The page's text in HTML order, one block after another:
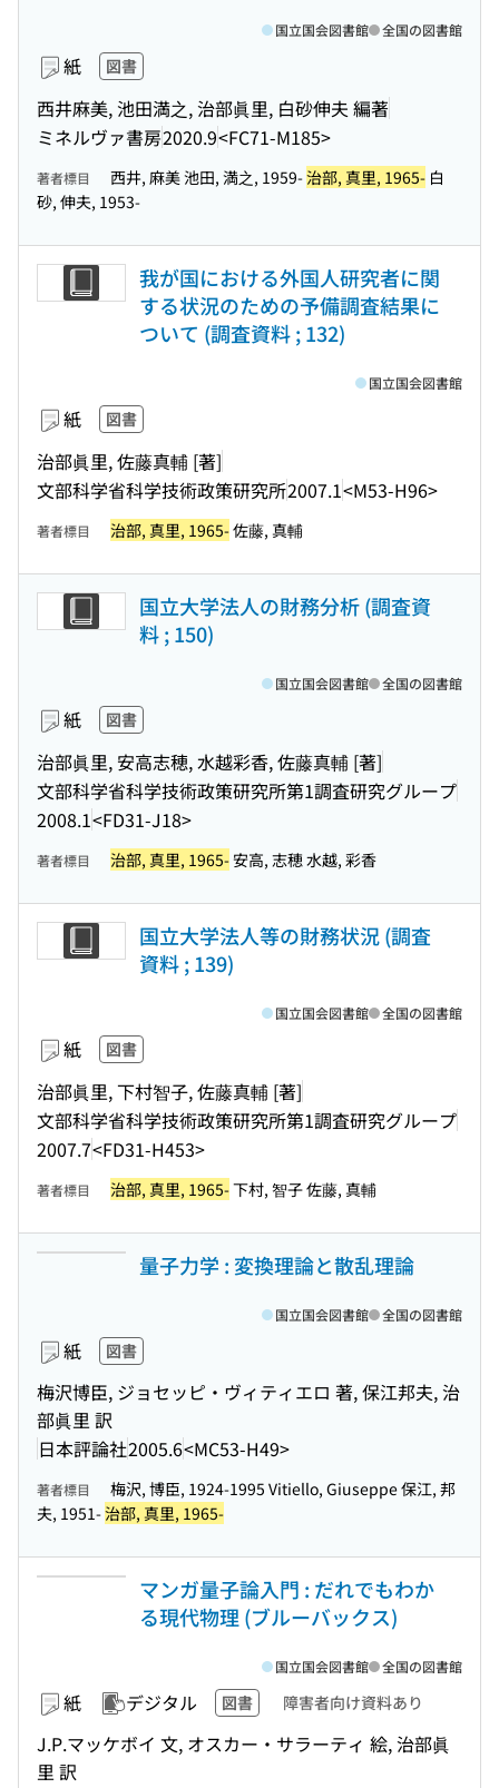
紙 図書
西井麻美, 池田満之, 治部眞里, 白砂伸夫 編著
ミネルヴァ書房2020.9<FC71-M185>
国立国会図書館 全国の図書館
著者標目 西井, 麻美 池田, 満之, 1959-治部, 真里, 1965- 白
砂, 伸夫, 1953-
我が国における外国人研究者に関
する状況のための予備調査結果に
ついて (調査資料 ; 132)
紙 図書
治部眞里, 佐藤真輔 [著]
文部科学省科学技術政策研究所2007.1<M53-H96>
国立国会図書館
著者標目 治部, 真里, 1965-佐藤, 真輔
国立大学法人の財務分析 (調査資
料 ; 150)
紙 図書
治部眞里, 安高志穂, 水越彩香, 佐藤真輔 [著]
文部科学省科学技術政策研究所第1調査研究グループ
2008.1<FD31-J18>
国立国会図書館 全国の図書館
著者標目 治部, 真里, 1965-安高, 志穂 水越, 彩香
国立大学法人等の財務状況 (調査
資料 ; 139)
紙 図書
治部眞里, 下村智子, 佐藤真輔 [著]
文部科学省科学技術政策研究所第1調査研究グループ
2007.7<FD31-H453>
国立国会図書館 全国の図書館
著者標目 治部, 真里, 1965-下村, 智子 佐藤, 真輔
量子力学 : 変換理論と散乱理論
紙 図書
梅沢博臣, ジョセッピ・ヴィティエロ 著, 保江邦夫, 治
部眞里 訳
日本評論社2005.6<MC53-H49>
国立国会図書館 全国の図書館
著者標目
梅沢, 博臣, 1924-1995 Vitiello, Giuseppe 保江, 邦
夫, 1951-治部, 真里, 1965-
マンガ量子論入門 : だれでもわか
る現代物理 (ブルーバックス)
紙 デジタル 図書 障害者向け資料あり
J.P.マッケボイ 文, オスカー・サラーティ 絵, 治部眞
里 訳
国立国会図書館 全国の図書館